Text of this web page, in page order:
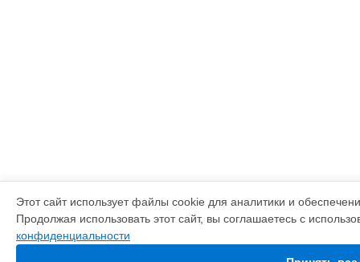
Этот сайт использует файлы cookie для аналитики и
Продолжая использовать этот сайт, вы соглашаетесь с
конфиденциальности